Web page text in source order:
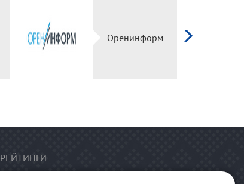
Оренинформ
РЕЙТИНГИ